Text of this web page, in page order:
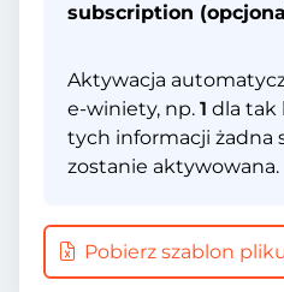
subscription
Aktywacja
e-winiety, np. 1 dla tak
tych informacji żadna
zostanie aktywowana.
Pobierz szablon